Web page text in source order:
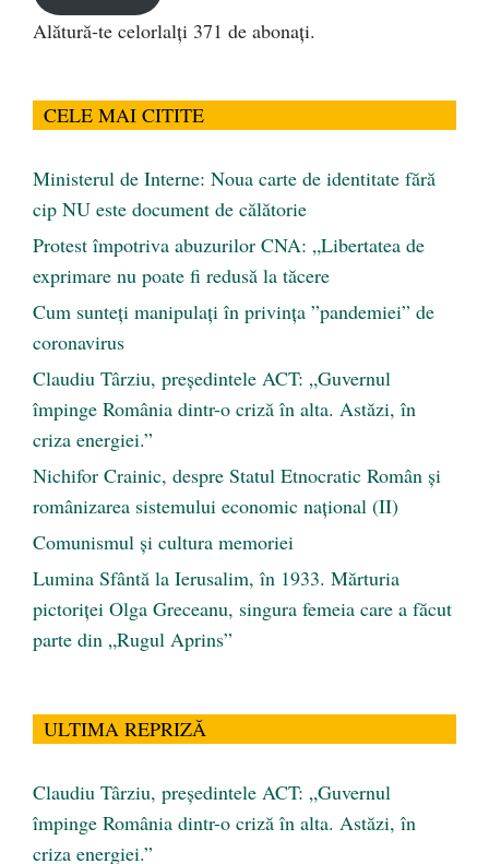
Alătură-te celorlalți 371 de abonați.
CELE MAI CITITE
Ministerul de Interne: Noua carte de identitate fără
cip NU este document de călătorie
Protest împotriva abuzurilor CNA: „Libertatea de
exprimare nu poate fi redusă la tăcere
Cum sunteți manipulați în privința ”pandemiei” de
coronavirus
Claudiu Târziu, președintele ACT: „Guvernul
împinge România dintr-o criză în alta. Astăzi, în
criza energiei.”
Nichifor Crainic, despre Statul Etnocratic Român şi
românizarea sistemului economic naţional (II)
Comunismul şi cultura memoriei
Lumina Sfântă la Ierusalim, în 1933. Mărturia
pictoriței Olga Greceanu, singura femeia care a făcut
parte din „Rugul Aprins”
ULTIMA REPRIZĂ
Claudiu Târziu, președintele ACT: „Guvernul
împinge România dintr-o criză în alta. Astăzi, în
criza energiei.”